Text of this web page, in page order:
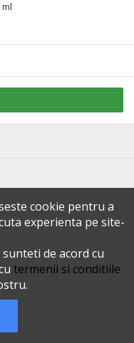
cookie pentru a
experienta pe site-
de acord cu
termenii si conditiile